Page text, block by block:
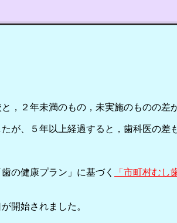
満のもの，未実施のものの差が
以上経過すると，歯科医の差もな
の健康プラン」に基づく 「市町村むし
開始されました。